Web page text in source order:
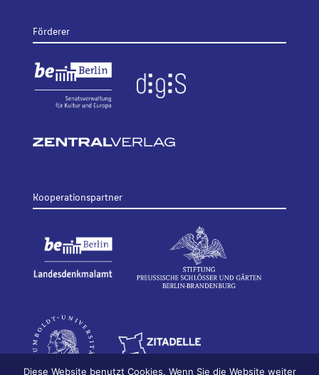
Förderer
Kooperationspartner
Diese Website benutzt Cookies. Wenn Sie die Website weiter